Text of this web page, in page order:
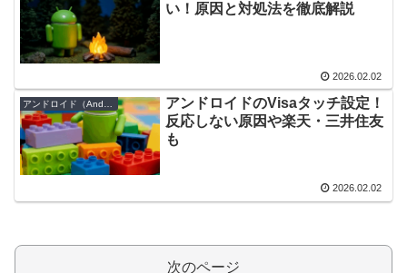
い！原因と対処法を徹底解説
2026.02.02
アンドロイドのVisaタッチ設定！
反応しない原因や楽天・三井住友
も
2026.02.02
次のページ